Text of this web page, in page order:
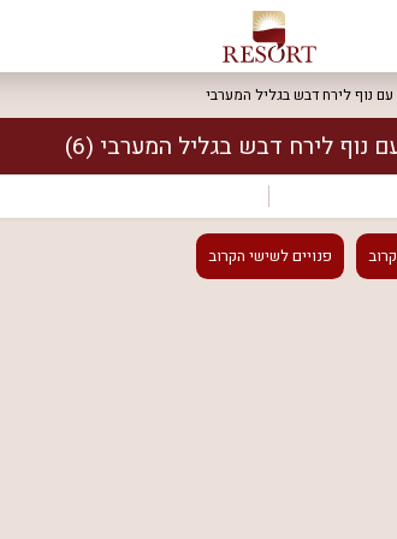
עם נוף לירח דבש בגליל המערבי
נוף לירח דבש בגליל המערבי (6)
פנוייםלשישי הקרוב